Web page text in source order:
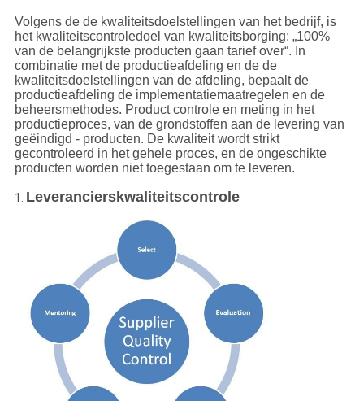
OM
EEN
CITAAT
Volgens de de kwaliteitsdoelstellingen van het bedrijf, is
het kwaliteitscontroledoel van kwaliteitsborging: „100%
van de belangrijkste producten gaan tarief over“. In
combinatie met de productieafdeling en de de
kwaliteitsdoelstellingen van de afdeling, bepaalt de
productieafdeling de implementatiemaatregelen en de
beheersmethodes. Product controle en meting in het
productieproces, van de grondstoffen aan de levering van
geëindigd - producten. De kwaliteit wordt strikt
gecontroleerd in het gehele proces, en de ongeschikte
producten worden niet toegestaan om te leveren.
1. Leverancierskwaliteitscontrole